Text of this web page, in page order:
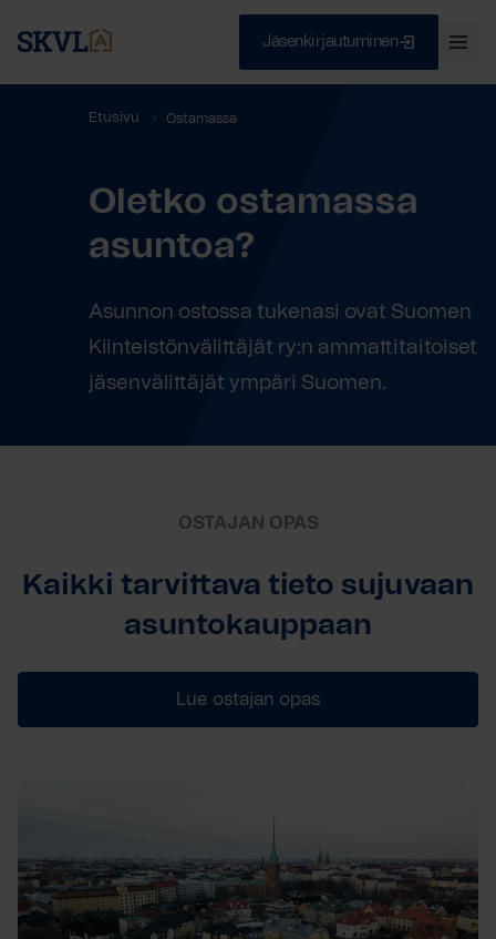
Jäsenkirjautuminen
Etusivu Ostamassa
Oletko ostamassa
asuntoa?
Asunnon ostossa tukenasi ovat Suomen
Kiinteistönvälittäjät ry:n ammattitaitoiset
jäsenvälittäjät ympäri Suomen.
OSTAJAN OPAS
Kaikki tarvittava tieto sujuvaan
asuntokauppaan
Lue ostajan opas